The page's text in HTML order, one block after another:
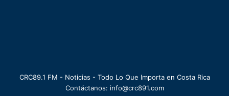
CRC89.1 FM - Noticias - Todo Lo Que Importa en Costa Rica
Contáctanos: info@crc891.com